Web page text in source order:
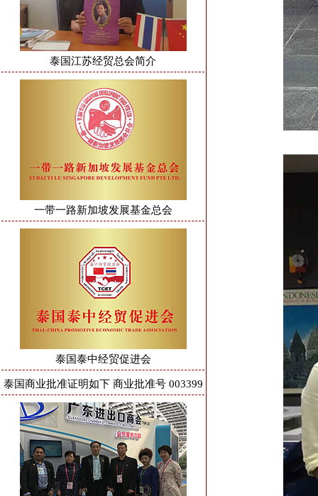
泰国江苏经贸总会简介
一带一路新加坡发展基金总会
泰国泰中经贸促进会
泰国商业批准证明如下 商业批准号 003399